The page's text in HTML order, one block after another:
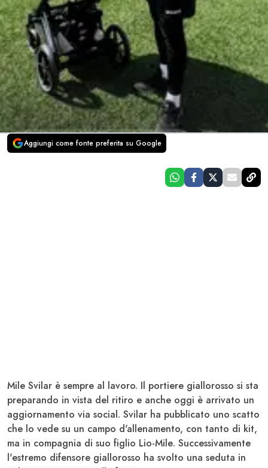
Aggiungi come fonte preferita su Google
Mile Svilar è sempre al lavoro. Il portiere giallorosso si sta
preparando in vista del ritiro e anche oggi è arrivato un
aggiornamento via social. Svilar ha pubblicato uno scatto
che lo vede su un campo d'allenamento, con tanto di kit,
ma in compagnia di suo figlio Lio-Mile. Successivamente
l'estremo difensore giallorosso ha svolto una seduta in